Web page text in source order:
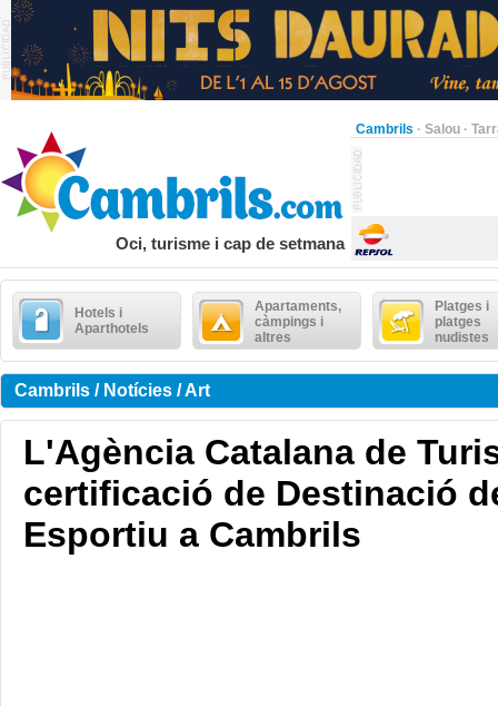
Cambrils · Salou ·
Oci, turisme i cap de setmana
Hotels i
Aparthotels
Apartaments,
càmpings i
altres
Platges i
platges
nudistes
Cambrils / Notícies / Art
L'Agència Catalana de
certificació de Destinació
Esportiu a Cambrils